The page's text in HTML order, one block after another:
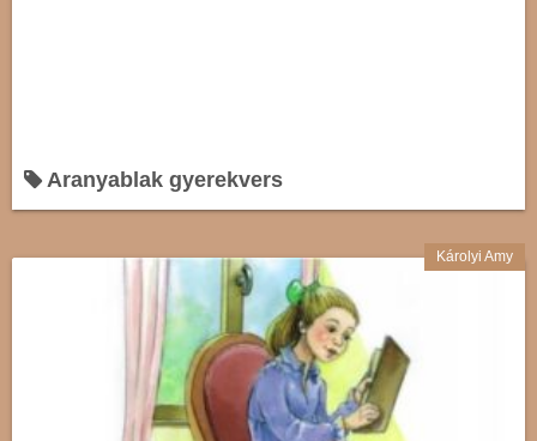
Aranyablak gyerekvers
Károlyi Amy